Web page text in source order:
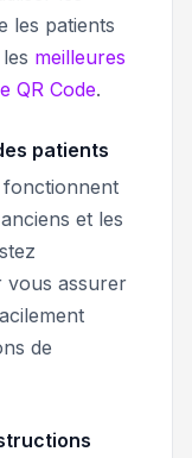
les patients
meilleures
QR Code.
patients
fonctionnent
et les
vous assurer
de